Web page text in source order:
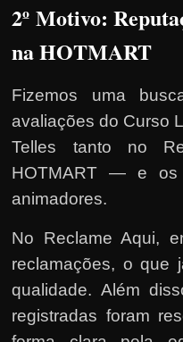
2º Motivo:
na HOTMART
Fizemos uma
avaliações do Curso
Telles tanto no
HOTMART — e os
animadores.
No Reclame Aqui,
reclamações, o que
qualidade. Além
registradas foram